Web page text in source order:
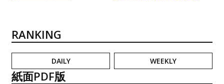
RANKING
DAILY WEEKLY
紙面PDF版